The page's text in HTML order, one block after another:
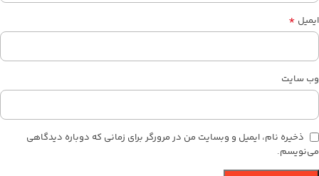
ایمیل *
وب‌ سایت
ذخیره نام، ایمیل و وبسایت من در مرورگر برای زمانی که دوباره دیدگاهی
می‌نویسم.